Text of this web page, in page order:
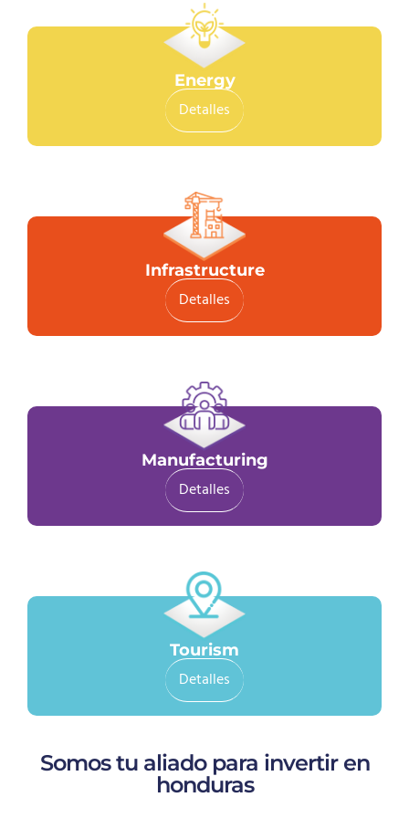
Energy
Detalles
Infrastructure
Detalles
Manufacturing
Detalles
Tourism
Detalles
Somos tu aliado para invertir en
honduras